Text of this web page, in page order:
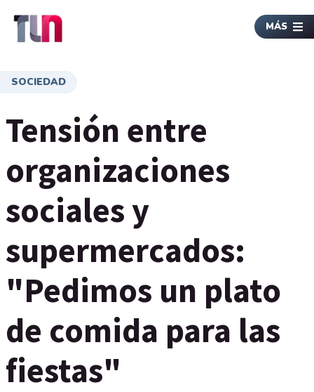
MÁS
SOCIEDAD
Tensión entre
organizaciones
sociales y
supermercados:
"Pedimos un plato
de comida para las
fiestas"